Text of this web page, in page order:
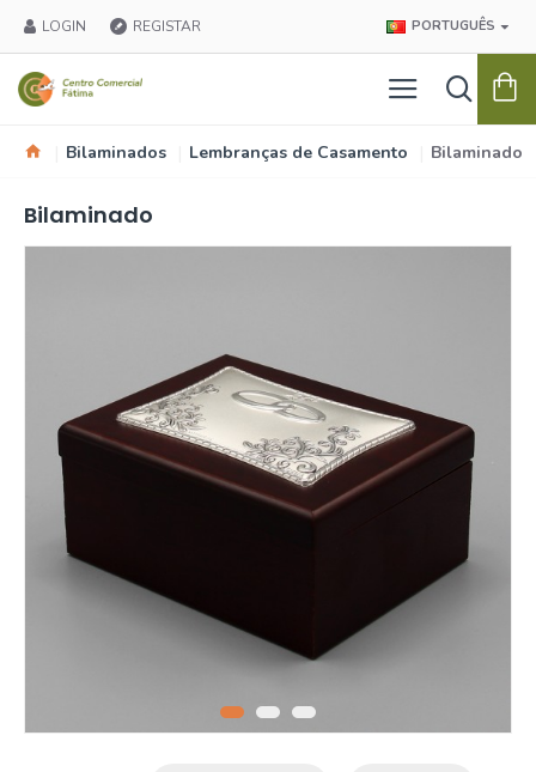
LOGIN REGISTAR PORTUGUÊS
Bilaminados Lembranças de Casamento Bilaminado
Bilaminado